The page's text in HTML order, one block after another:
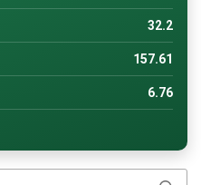
32.2
157.61
6.76